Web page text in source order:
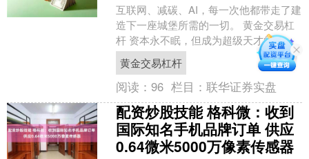
互联网、减碳、AI，每一次他都带走了建
造下一座城堡所需的一切。 黄金交易杠
杆 资本永不眠，但成为超级天才的机会
只有三次。 而马斯克这三次都成功抓住
了机会。 20....
黄金交易杠杆
阅读：96 栏目：联华证券实盘
配资炒股技能 格科微：收到
国际知名手机品牌订单 供应
0.64微米5000万像素传感器